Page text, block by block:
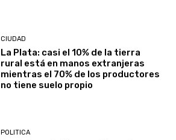
CIUDAD
La Plata: casi el 10% de la tierra
rural está en manos extranjeras
mientras el 70% de los productores
no tiene suelo propio
POLITICA